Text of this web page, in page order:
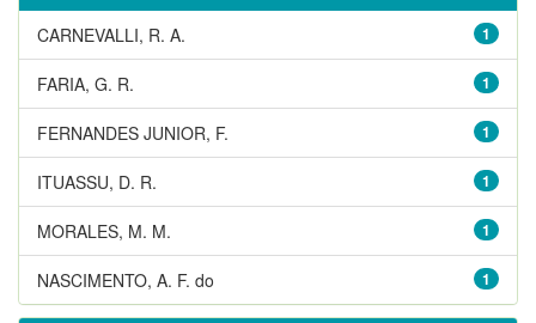
1
CARNEVALLI, R. A.
1
FARIA, G. R.
1
FERNANDES JUNIOR, F.
1
ITUASSU, D. R.
1
MORALES, M. M.
1
NASCIMENTO, A. F. do